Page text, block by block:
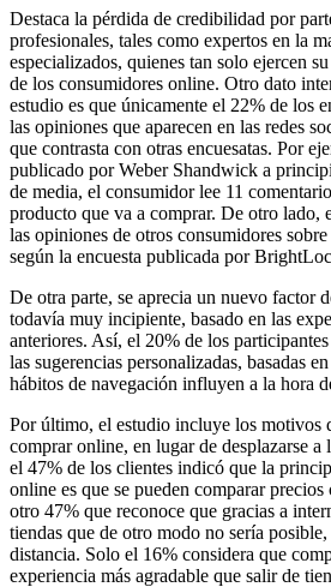
Destaca la pérdida de credibilidad por
profesionales, tales como expertos en la
especializados, quienes tan solo ejercen
de los consumidores online. Otro dato
estudio es que únicamente el 22% de los
las opiniones que aparecen en las redes
que contrasta con otras encuesatas. Por
publicado por Weber Shandwick a
de media, el consumidor lee 11
producto que va a comprar. De otro lado,
las opiniones de otros consumidores
según la encuesta publicada por
De otra parte, se aprecia un nuevo factor
todavía muy incipiente, basado en las
anteriores. Así, el 20% de los
las sugerencias personalizadas, basadas
hábitos de navegación influyen a la hora
Por último, el estudio incluye los motivos
comprar online, en lugar de desplazarse
el 47% de los clientes indicó que la
online es que se pueden comparar
otro 47% que reconoce que gracias a
tiendas que de otro modo no sería
distancia. Solo el 16% considera que
experiencia más agradable que salir de